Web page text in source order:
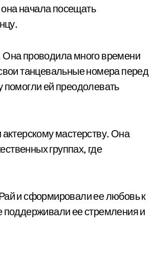
она начала посещать
Она проводила много времени
танцевальные номера перед
помогли ей преодолевать
мастерству. Она
группах, где
и сформировали ее любовь к
поддерживали ее стремления и